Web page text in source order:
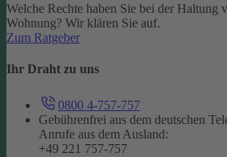
Welche Rechte haben Sie bei der Haltung
Wohnung? Wir klären Sie auf.
Zum Ratgeber
Ihr Draht zu uns
0800 4-757-757
Gebührenfrei aus dem deutschen
Anrufe aus dem Ausland:
+49 221 757-757